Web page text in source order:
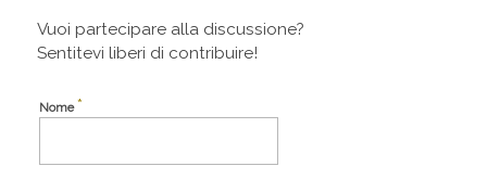
Vuoi partecipare alla discussione?
Sentitevi liberi di contribuire!
Nome*